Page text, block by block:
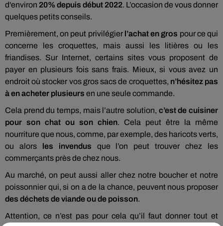
d'environ 20% depuis début 2022. L’occasion de vous donner
quelques petits conseils.
Premièrement, on peut privilégier l’achat en gros pour ce qui
concerne les croquettes, mais aussi les litières ou les
friandises. Sur Internet, certains sites vous proposent de
payer en plusieurs fois sans frais. Mieux, si vous avez un
endroit où stocker vos gros sacs de croquettes, n’hésitez pas
à en acheter plusieurs en une seule commande.
Cela prend du temps, mais l’autre solution, c’est de cuisiner
pour son chat ou son chien. Cela peut être la même
nourriture que nous, comme, par exemple, des haricots verts,
ou alors les invendus que l’on peut trouver chez les
commerçants près de chez nous.
Au marché, on peut aussi aller chez notre boucher et notre
poissonnier qui, si on a de la chance, peuvent nous proposer
des déchets de viande ou de poisson.
Attention, ce n’est pas pour cela qu’il faut donner tout et